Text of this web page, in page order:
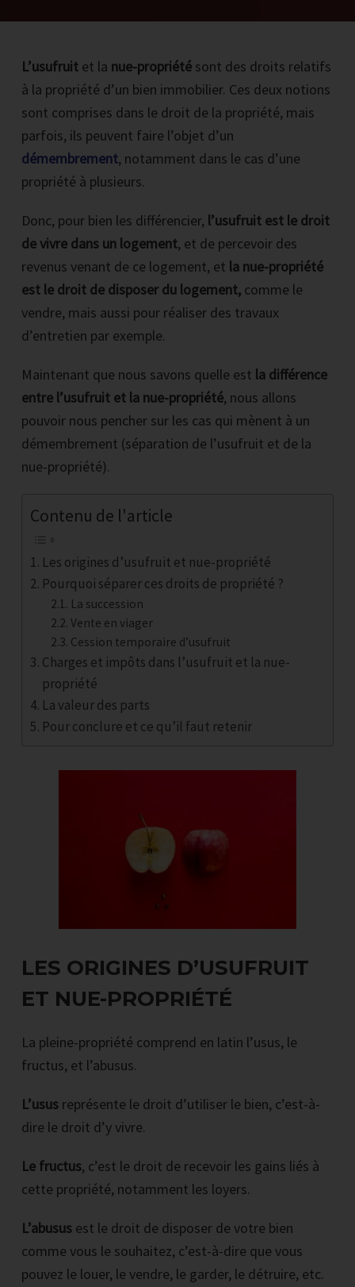
L’usufruit et la nue-propriété sont des droits relatifs
à la propriété d’un bien immobilier. Ces deux notions
sont comprises dans le droit de la propriété, mais
parfois, ils peuvent faire l’objet d’un
démembrement, notamment dans le cas d’une
propriété à plusieurs.
Donc, pour bien les différencier, l’usufruit est le droit
de vivre dans un logement, et de percevoir des
revenus venant de ce logement, et la nue-propriété
est le droit de disposer du logement, comme le
vendre, mais aussi pour réaliser des travaux
d’entretien par exemple.
Maintenant que nous savons quelle est la différence
entre l’usufruit et la nue-propriété, nous allons
pouvoir nous pencher sur les cas qui mènent à un
démembrement (séparation de l’usufruit et de la
nue-propriété).
Contenu de l'article
Les origines d’usufruit et nue-propriété
Pourquoi séparer ces droits de propriété ?
La succession
Vente en viager
Cession temporaire d’usufruit
Charges et impôts dans l’usufruit et la nue-
propriété
La valeur des parts
Pour conclure et ce qu’il faut retenir
LES ORIGINES D’USUFRUIT
ET NUE-PROPRIÉTÉ
La pleine-propriété comprend en latin l’usus, le
fructus, et l’abusus.
L’usus représente le droit d’utiliser le bien, c’est-à-
dire le droit d’y vivre.
Le fructus, c’est le droit de recevoir les gains liés à
cette propriété, notamment les loyers.
L’abusus est le droit de disposer de votre bien
comme vous le souhaitez, c’est-à-dire que vous
pouvez le louer, le vendre, le garder, le détruire, etc.
RECEVOIR LA PREMIERE VIDEO PAR EMAIL
Inscrire votre email et cliquez sur le bouton noir maintenant
*Vous recevrez par mail 1 vidéo par jour pendant 4 jours.
Chaque vidéo reprend les bases et l'on voit en détails une épreuve pour
que vous puissiez la comprendre, savoir la résoudre et passer à l'action.